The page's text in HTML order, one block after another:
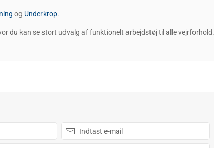
og Underkrop.
du kan se stort udvalg af funktionelt arbejdstøj til alle vejrforhold.